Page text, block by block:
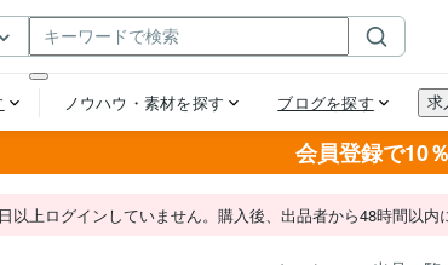
会員登録で10
以上ログインしていません。購入後、出品者から48時間以内